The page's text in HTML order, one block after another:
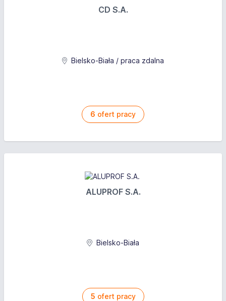
CD S.A.
Bielsko-Biała / praca zdalna
6 ofert pracy
ALUPROF S.A.
Bielsko-Biała
5 ofert pracy